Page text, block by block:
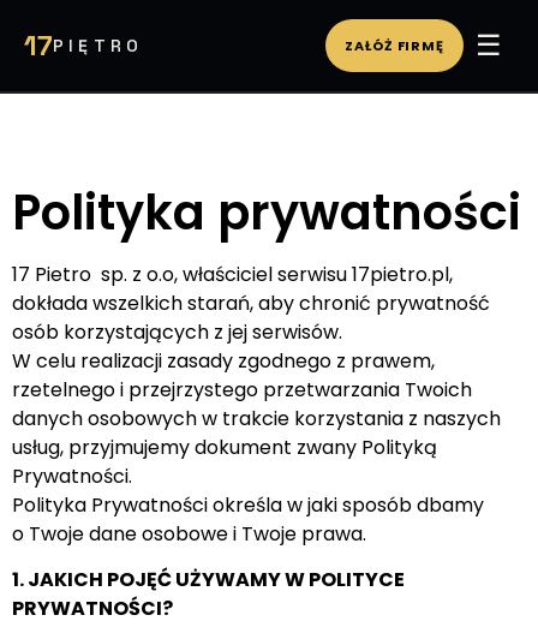
17PIĘTRO ZAŁÓŻ FIRMĘ ☰
Polityka prywatności
17 Pietro sp. z o.o, właściciel serwisu 17pietro.pl,
dokłada wszelkich starań, aby chronić prywatność
osób korzystających z jej serwisów.
W celu realizacji zasady zgodnego z prawem,
rzetelnego i przejrzystego przetwarzania Twoich
danych osobowych w trakcie korzystania z naszych
usług, przyjmujemy dokument zwany Polityką
Prywatności.
Polityka Prywatności określa w jaki sposób dbamy
o Twoje dane osobowe i Twoje prawa.
1. JAKICH POJĘĆ UŻYWAMY W POLITYCE
PRYWATNOŚCI?